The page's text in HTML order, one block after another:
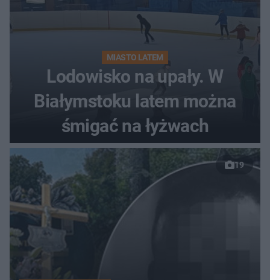
MIASTO LATEM
Lodowisko na upały. W
Białymstoku latem można
śmigać na łyżwach
19